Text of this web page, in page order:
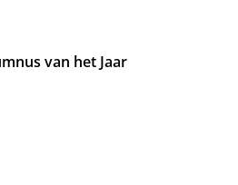
van het Jaar